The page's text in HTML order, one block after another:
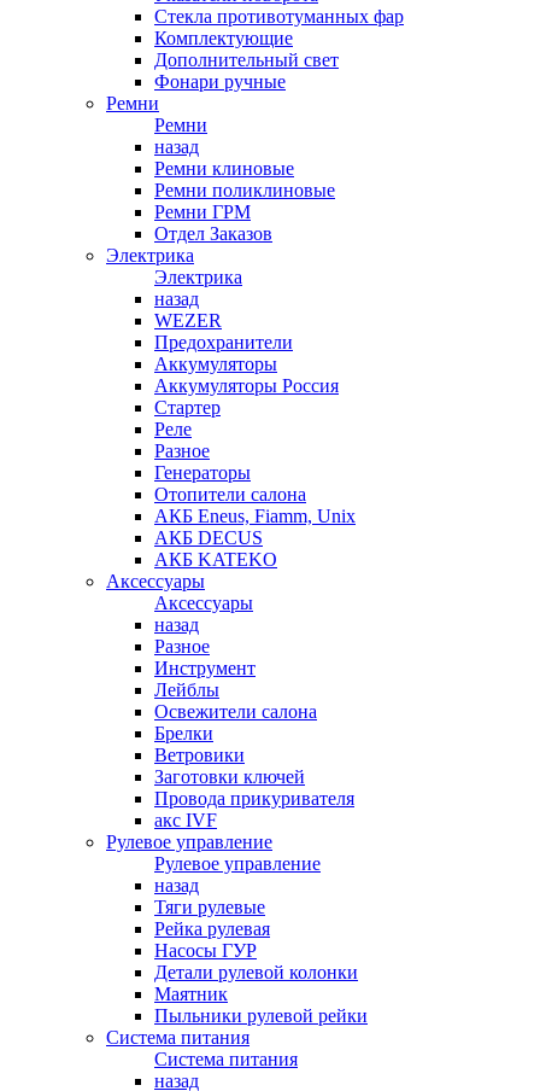
Стекла противотуманных фар
Комплектующие
Дополнительный свет
Фонари ручные
Ремни
Ремни
назад
Ремни клиновые
Ремни поликлиновые
Ремни ГРМ
Отдел Заказов
Электрика
Электрика
назад
WEZER
Предохранители
Аккумуляторы
Аккумуляторы Россия
Стартер
Реле
Разное
Генераторы
Отопители салона
АКБ Eneus, Fiamm, Unix
АКБ DECUS
АКБ KATEKO
Аксессуары
Аксессуары
назад
Разное
Инструмент
Лейблы
Освежители салона
Брелки
Ветровики
Заготовки ключей
Провода прикуривателя
акс IVF
Рулевое управление
Рулевое управление
назад
Тяги рулевые
Рейка рулевая
Насосы ГУР
Детали рулевой колонки
Маятник
Пыльники рулевой рейки
Система питания
Система питания
назад